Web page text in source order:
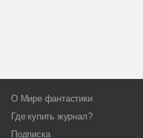
О Мире фантастики
Где купить журнал?
Подписка